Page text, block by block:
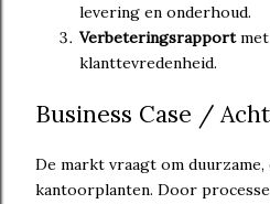
levering en onderhoud.
Verbeteringsrapportmet
klanttevredenheid.
Business Case /
De markt vraagt om
kantoorplanten. Door